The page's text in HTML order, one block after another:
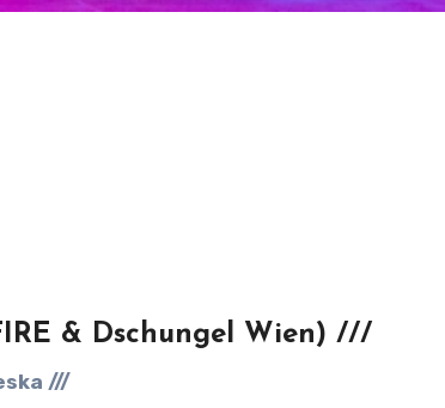
& Dschungel Wien) ///
///